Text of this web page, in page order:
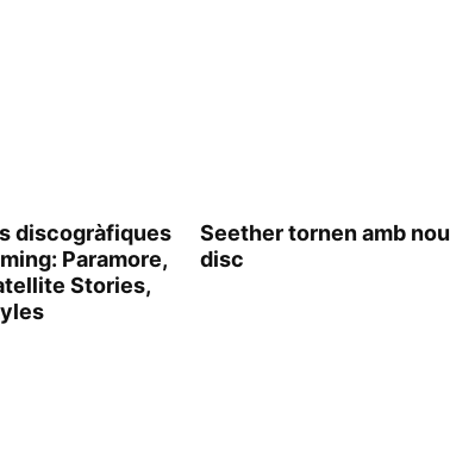
discogràfiques
Paramore,
Stories,
Seether tornen amb nou
disc